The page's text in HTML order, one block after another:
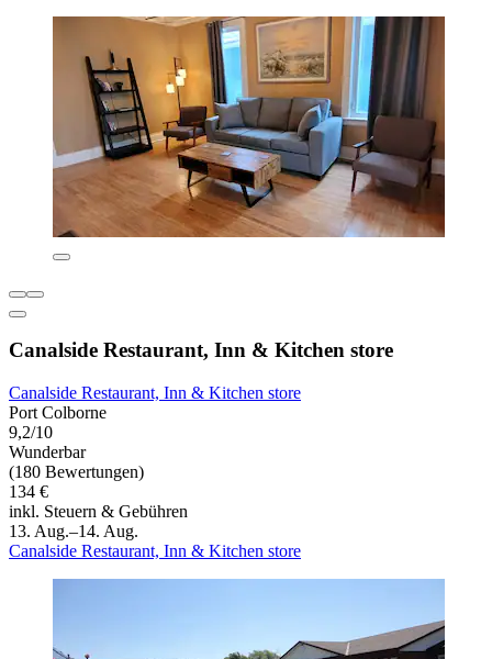
Canalside Restaurant, Inn & Kitchen store
Canalside Restaurant, Inn & Kitchen store
Port Colborne
9,2/10
Wunderbar
(180 Bewertungen)
134 €
inkl. Steuern & Gebühren
13. Aug.–14. Aug.
Canalside Restaurant, Inn & Kitchen store